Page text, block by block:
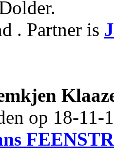
. Partner is
op 18-11-